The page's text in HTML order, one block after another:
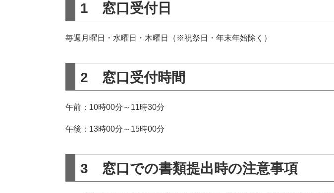
1 窓口受付日
毎週月曜日・水曜日・木曜日（※祝祭日・年末年始除く）
2 窓口受付時間
午前：10時00分～11時30分
午後：13時00分～15時00分
3 窓口での書類提出時の注意事項